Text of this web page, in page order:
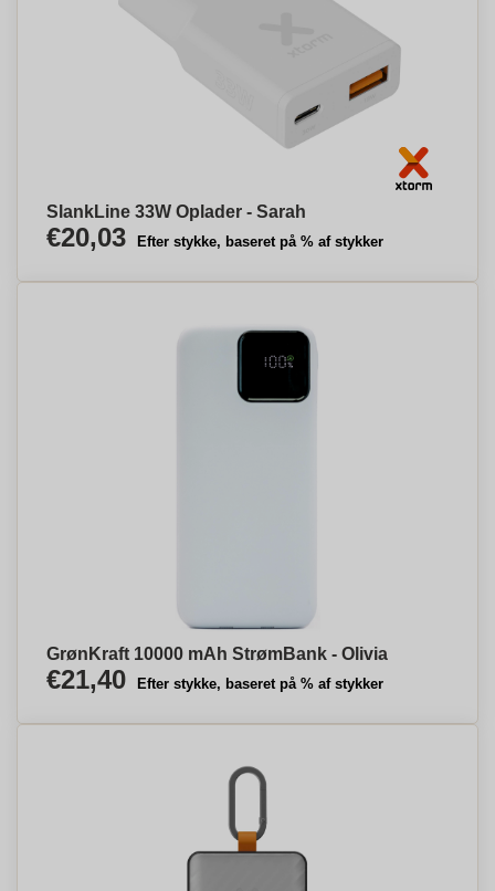
SlankLine 33W Oplader - Sarah
€20,03 Efter stykke, baseret på % af stykker
GrønKraft 10000 mAh StrømBank - Olivia
€21,40 Efter stykke, baseret på % af stykker